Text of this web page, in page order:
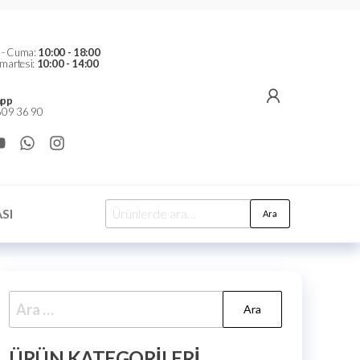
- Cuma: 10:00 - 18:00
10:00 - 14:00
36 90
Ara